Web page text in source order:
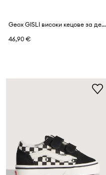
Geox GISLI високи кецове за деца
46,90 €